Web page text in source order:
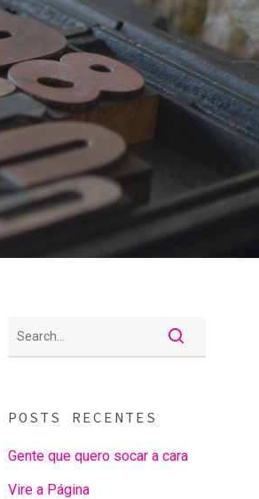
POSTS RECENTES
Gente que quero socar a cara
Vire a Página